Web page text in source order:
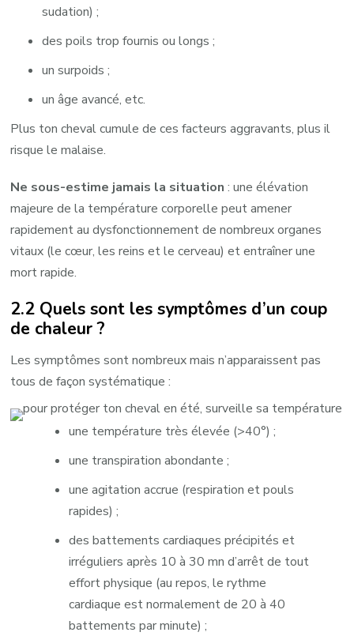
sudation) ;
des poils trop fournis ou longs ;
un surpoids ;
un âge avancé, etc.
Plus ton cheval cumule de ces facteurs aggravants, plus il
risque le malaise.
Ne sous-estime jamais la situation : une élévation
majeure de la température corporelle peut amener
rapidement au dysfonctionnement de nombreux organes
vitaux (le cœur, les reins et le cerveau) et entraîner une
mort rapide.
2.2 Quels sont les symptômes d’un coup
de chaleur ?
Les symptômes sont nombreux mais n’apparaissent pas
tous de façon systématique :
une température très élevée (>40°) ;
une transpiration abondante ;
une agitation accrue (respiration et pouls
rapides) ;
des battements cardiaques précipités et
irréguliers après 10 à 30 mn d’arrêt de tout
effort physique (au repos, le rythme
cardiaque est normalement de 20 à 40
battements par minute) ;